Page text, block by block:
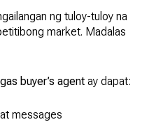
ng tuloy-tuloy na
market. Madalas
buyer’s agent ay dapat:
messages